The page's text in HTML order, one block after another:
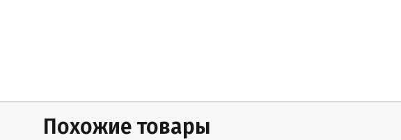
Похожие товары